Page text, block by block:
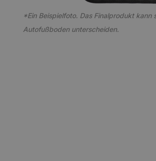
*Ein Beispielfoto. Das Finalprodukt kann
Autofußboden unterscheiden.